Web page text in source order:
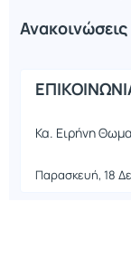
Ανακοινώσεις
Κα. Ειρήνη
Παρασκευή, 18